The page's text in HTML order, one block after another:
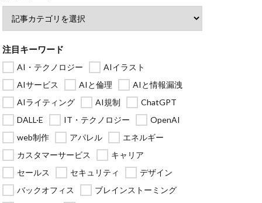
注目キーワード
AI・テクノロジー
AIイラスト
AIサービス
AIと倫理
AIと情報漏洩
AIライティング
AI規制
ChatGPT
DALL·E
IT・テクノロジー
OpenAI
web制作
アパレル
エネルギー
カスタマーサービス
キャリア
セールス
セキュリティ
デザイン
バックオフィス
ブレインストーミング